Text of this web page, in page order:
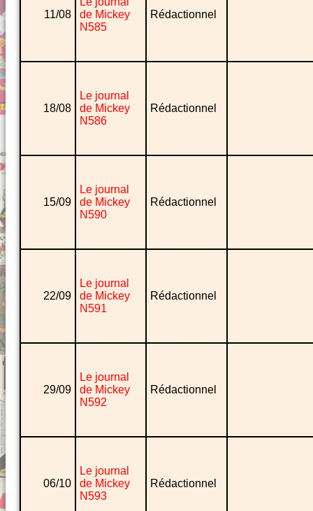
11/08
de Mickey
N585
Rédactionnel
18/08
Le journal
de Mickey
N586
Rédactionnel
15/09
Le journal
de Mickey
N590
Rédactionnel
22/09
Le journal
de Mickey
N591
Rédactionnel
29/09
Le journal
de Mickey
N592
Rédactionnel
06/10
Le journal
de Mickey
N593
Rédactionnel